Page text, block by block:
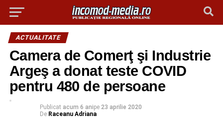
ACTUALITATE
Camera de Comerţ şi Industrie
Argeş a donat teste COVID
pentru 480 de persoane
Publicat acum 6 anipe 23 aprilie 2020
De Raceanu Adriana